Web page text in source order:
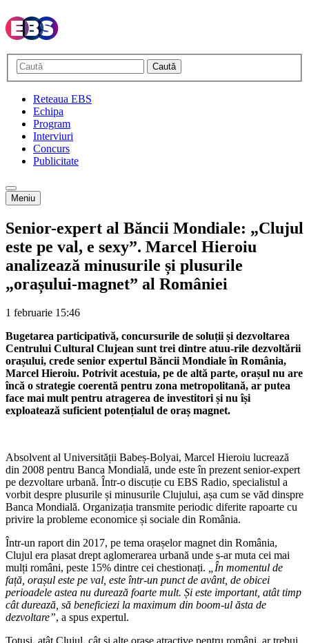
Caută
Reteaua EBS
Echipa
Program
Interviuri
Concurs
Publicitate
Meniu
Senior-expert al Băncii Mondiale: „Clujul
este pe val, e sexy”. Marcel Hieroiu
analizează minusurile și plusurile
„orașului-magnet” al României
1 februarie 15:46
Bugetarea participativă, concursurile de soluții și dezvoltarea
Centrului Cultural Clujean sunt trei dintre atuu-rile dezvoltării
orașului, crede senior expertul Băncii Mondiale în România,
Marcel Hieroiu. Potrivit acestuia, pe de altă parte, orașul nu are
încă o strategie coerentă pentru zona metropolitană, ar putea
face mai mult pentru atragerea de investitori și nu își
exploatează suficient potențialul de oraș magnet.
Absolvent al Universității Babeș-Bolyai, Marcel Hieroiu lucrează
din 2008 pentru Banca Mondială, unde este în prezent senior-expert
pe dezvoltare urbană. Într-o discuție cu EBS Radio, specialistul a
vorbit despre plusurile și minusurile Clujului, așa cum se văd dinspre
Banca Mondială. Organizația transmite periodic diferite rapoarte cu
privire la probleme economice și sociale din România.
Într-un raport din 2017, pe tema orașelor magnet din România,
Clujul era plasat drept aglomerarea urbană unde s-ar muta cei mai
mulți români, peste 15% dintre cei chestionați. „În momentul de
față, orașul este pe val, este într-un punct de avânt, de obicei
perioadele astea nu durează foarte mult. Și este important, atât timp
cât durează, să beneficiezi la maximum din boom-ul ăsta de
dezvoltare”, a spus expertul.